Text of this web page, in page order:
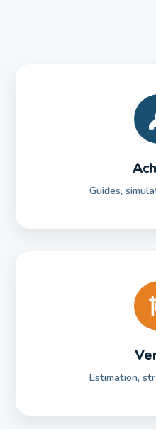
Guides,
Estimation,